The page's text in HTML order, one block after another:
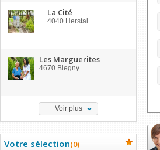
La Cité
4040 Herstal
Les Marguerites
4670 Blegny
Voir plus
Votre sélection(0)